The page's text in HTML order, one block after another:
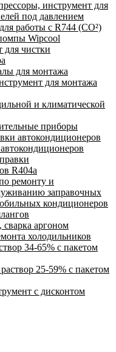
инструмент для
под давлением
работы с R744 (CO²)
Wipcool
для чистки
для монтажа
для монтажа
и климатической
приборы
автокондиционеров
R404a
ремонту и
заправочных
кондиционеров
сварка аргоном
холодильников
34-65% с пакетом
25-59% с пакетом
с дисконтом